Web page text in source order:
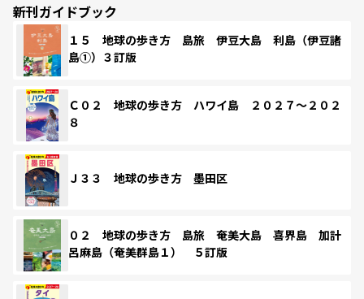
新刊ガイドブック
１５ 地球の歩き方 島旅 伊豆大島 利島（伊豆諸
島①）３訂版
Ｃ０２ 地球の歩き方 ハワイ島 ２０２７～２０２
８
Ｊ３３ 地球の歩き方 墨田区
０２ 地球の歩き方 島旅 奄美大島 喜界島 加計
呂麻島（奄美群島１） ５訂版